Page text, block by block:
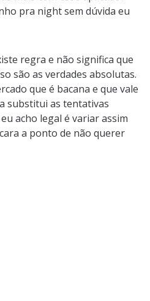
pra night sem dúvida eu
regra e não significa que
são as verdades absolutas.
que é bacana e que vale
substitui as tentativas
acho legal é variar assim
a ponto de não querer